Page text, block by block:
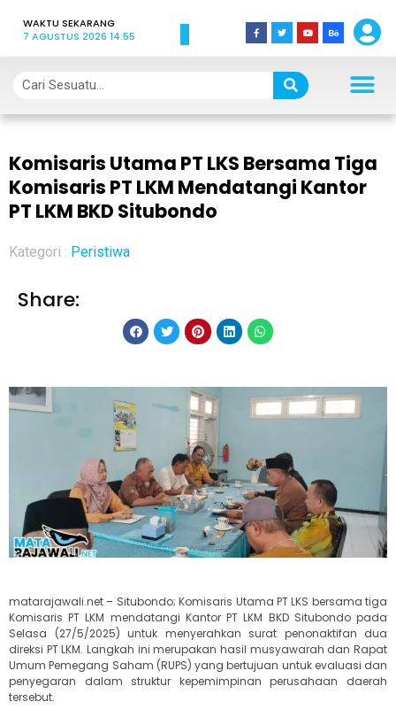
WAKTU SEKARANG
7 AGUSTUS 2026 14:55
Komisaris Utama PT LKS Bersama Tiga
Komisaris PT LKM Mendatangi Kantor
PT LKM BKD Situbondo
Kategori : Peristiwa
Share:
matarajawali.net – Situbondo; Komisaris Utama PT LKS bersama tiga
Komisaris PT LKM mendatangi Kantor PT LKM BKD Situbondo pada
Selasa (27/5/2025) untuk menyerahkan surat penonaktifan dua
direksi PT LKM. Langkah ini merupakan hasil musyawarah dan Rapat
Umum Pemegang Saham (RUPS) yang bertujuan untuk evaluasi dan
penyegaran dalam struktur kepemimpinan perusahaan daerah
tersebut.